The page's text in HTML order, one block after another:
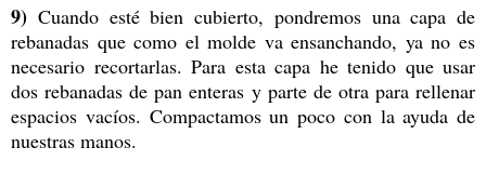
9) Cuando esté bien cubierto, pondremos una capa de
rebanadas que como el molde va ensanchando, ya no es
necesario recortarlas. Para esta capa he tenido que usar
dos rebanadas de pan enteras y parte de otra para rellenar
espacios vacíos. Compactamos un poco con la ayuda de
nuestras manos.